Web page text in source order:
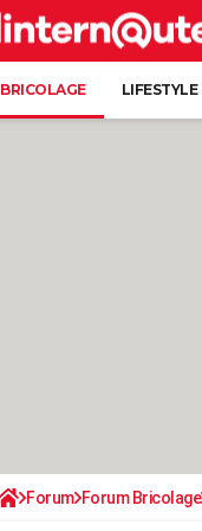
BRICOLAGE LIFESTYLE
Forum Forum Bricolage